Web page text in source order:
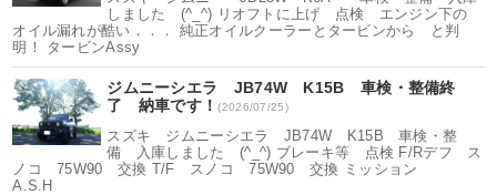
しました (^_^) リオフトに上げ 点検 エンジン下の
オイル漏れが酷い．．． 純正オイルクーラーとタービンから と判
明！ タービンAssy
ジムニーシエラ JB74W K15B 車検・整備終
了 納車です！(2026/07/25)
スズキ ジムニーシエラ JB74W K15B 車検・整
備 入庫しました (^_^) ブレーキ等 点検 F/Rデフ ス
ノコ 75W90 交換 T/F スノコ 75W90 交換 ミッション
A.S.H